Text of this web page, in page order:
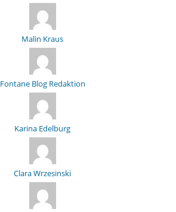
Malin Kraus
Fontane Blog Redaktion
Karina Edelburg
Clara Wrzesinski